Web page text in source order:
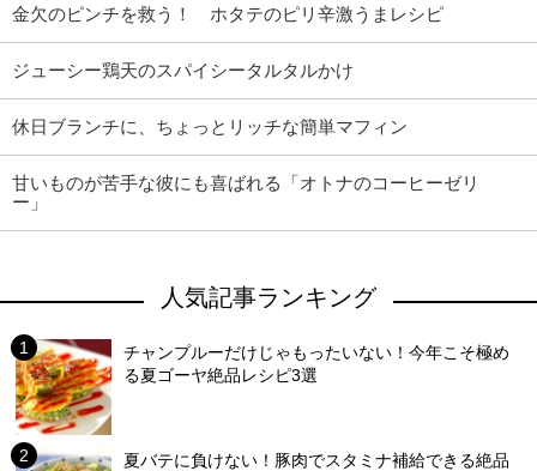
金欠のピンチを救う！ ホタテのピリ辛激うまレシピ
ジューシー鶏天のスパイシータルタルかけ
休日ブランチに、ちょっとリッチな簡単マフィン
甘いものが苦手な彼にも喜ばれる「オトナのコーヒーゼリ
ー」
人気記事ランキング
チャンプルーだけじゃもったいない！今年こそ極め
る夏ゴーヤ絶品レシピ3選
夏バテに負けない！豚肉でスタミナ補給できる絶品